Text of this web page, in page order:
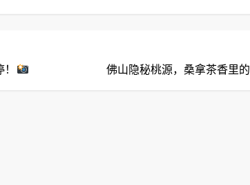
佛山隐秘桃源，桑拿茶香里